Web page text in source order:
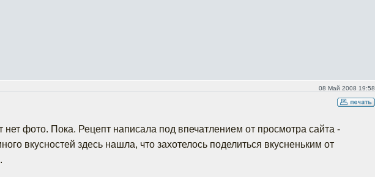
08 Май 2008 19:58
нет фото. Пока. Рецепт написала под впечатлением от просмотра сайта -
вкусностей здесь нашла, что захотелось поделиться вкусненьким от